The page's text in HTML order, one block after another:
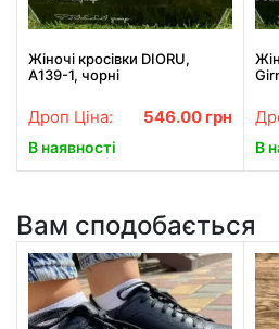
Жіночі кросівки DIORU,
A139-1, чорні
Дроп Ціна: 546.00 грн
В наявності В
Вам сподобається